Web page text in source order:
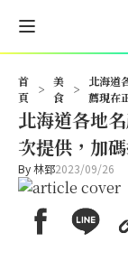
首
頁
>
美
食
>
北海道
薦現在
北海道各地
次提供，加
By林郅2023/09/26